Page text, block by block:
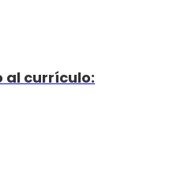
al currículo: